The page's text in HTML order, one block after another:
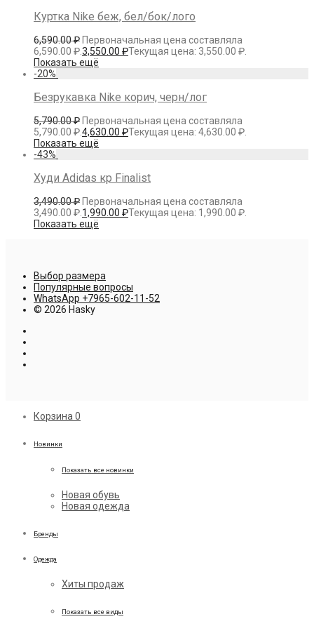
Куртка Nike беж, бел/бок/лого
6,590.00₽ Первоначальная цена составляла
6,590.00 ₽.3,550.00 ₽Текущая цена: 3,550.00 ₽.
Показать ещё
-20%
Безрукавка Nike корич, черн/лог
5,790.00₽ Первоначальная цена составляла
5,790.00 ₽.4,630.00 ₽Текущая цена: 4,630.00 ₽.
Показать ещё
-43%
Худи Adidas кр Finalist
3,490.00₽ Первоначальная цена составляла
3,490.00 ₽. 1,990.00 ₽Текущая цена: 1,990.00 ₽.
Показать ещё
Выбор размера
Популярные вопросы
WhatsApp +7965-602-11-52
© 2026 Hasky
Корзина 0
Новинки
Показать все новинки
Новая обувь
Новая одежда
Бренды
Одежда
Хиты продаж
Показать все виды